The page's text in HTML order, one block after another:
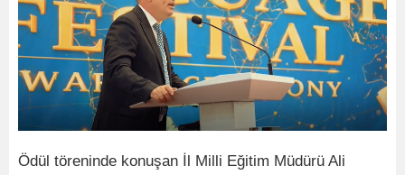
Ödül töreninde konuşan İl Milli Eğitim Müdürü Ali